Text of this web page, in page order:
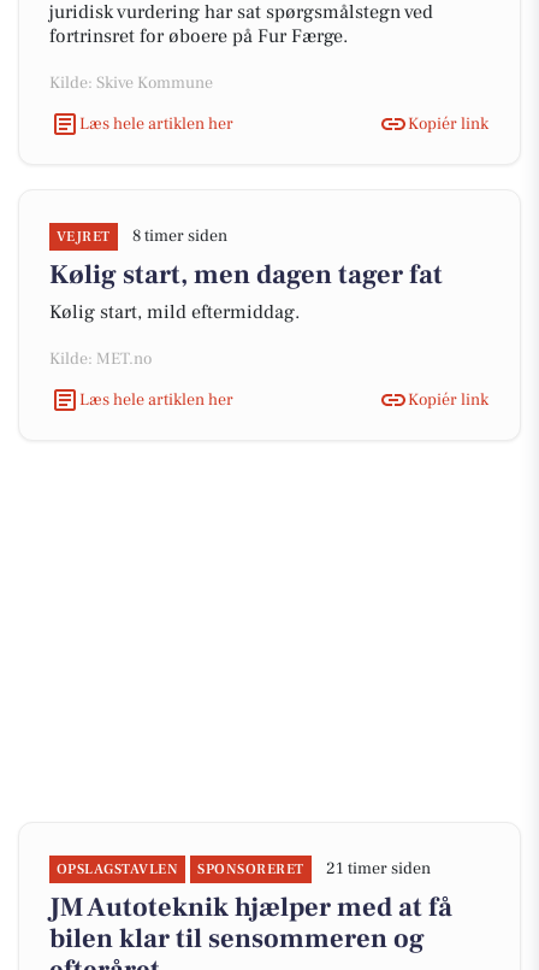
juridisk vurdering har sat spørgsmålstegn ved
fortrinsret for øboere på Fur Færge.
Kilde: Skive Kommune
Læs hele artiklen her
Kopiér link
VEJRET 8 timer siden
Kølig start, men dagen tager fat
Kølig start, mild eftermiddag.
Kilde: MET.no
Læs hele artiklen her
Kopiér link
OPSLAGSTAVLEN SPONSORERET 21 timer siden
JM Autoteknik hjælper med at få
bilen klar til sensommeren og